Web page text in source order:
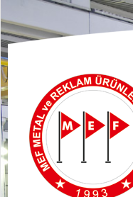
займ онлайн